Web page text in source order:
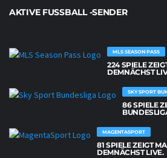
AKTIVE FUSSBALL -SENDER
MLS SEASON PASS
224 SPIELE
DEMNÄCHST
SKY SPORT
86 SPIELE
MAGENTASPORT
81 SPIELE ZEIGT
DEMNÄCHST LIVE.